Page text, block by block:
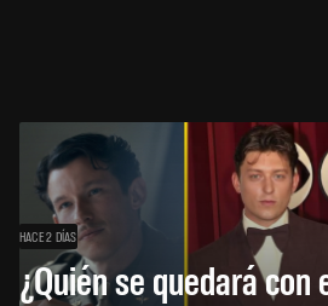
HACE 2 DÍAS
¿Quién se quedará con